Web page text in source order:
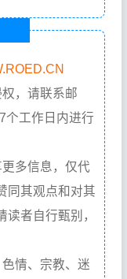
，请联系邮
个工作日内进行
多信息，仅代
同其观点和对其
者自行甄别，
情、宗教、迷